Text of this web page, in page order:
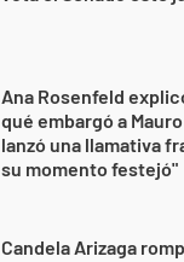
Ana Rosenfeld
qué embargó a
lanzó una llamativa
su momento festejó"
Candela Arizaga